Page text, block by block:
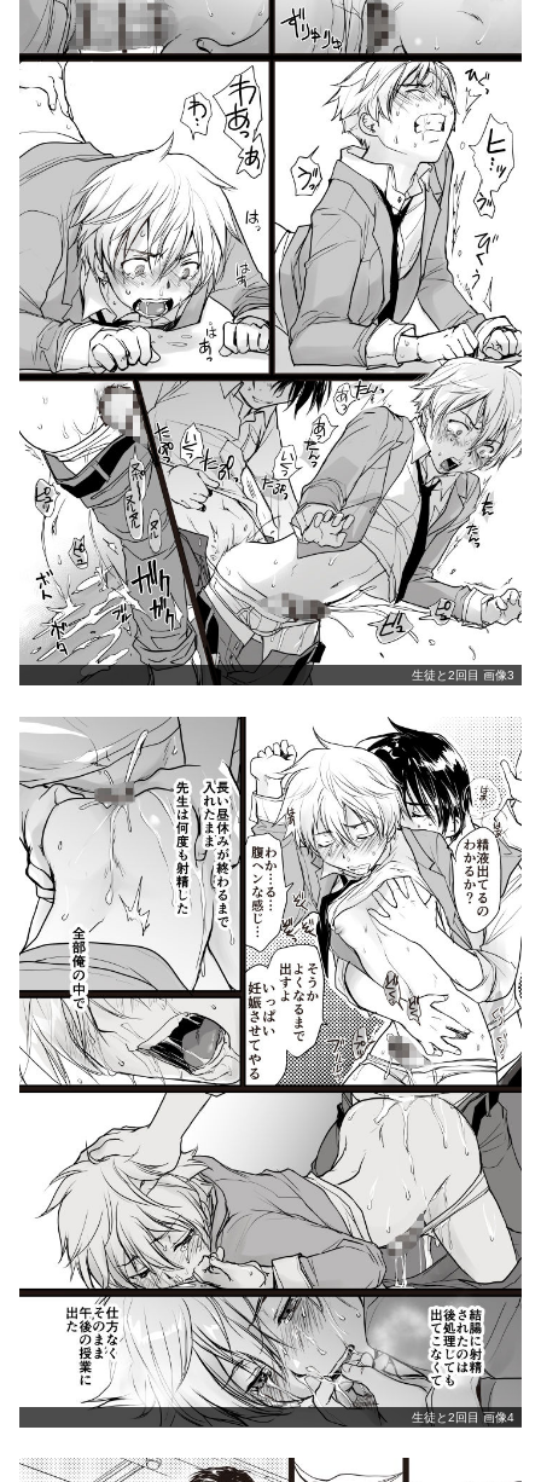
生徒と2回目 画像3
生徒と2回目 画像4